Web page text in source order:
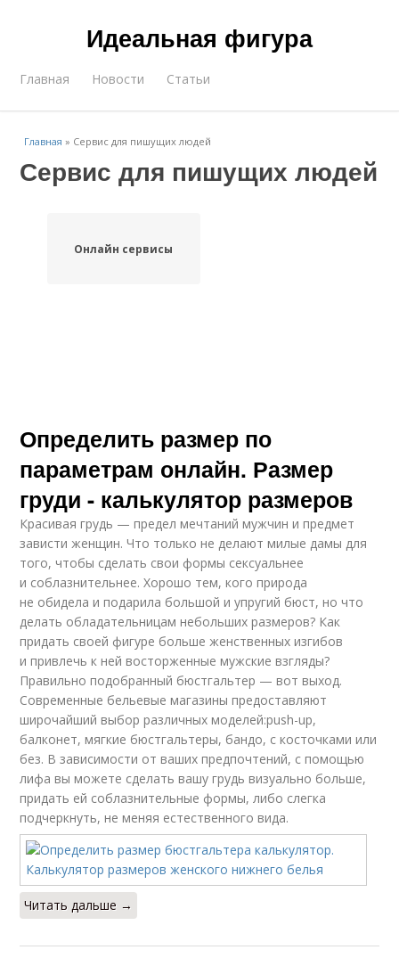
Идеальная фигура
Главная Новости Статьи
Главная » Сервис для пишущих людей
Сервис для пишущих людей
Онлайн сервисы
Определить размер по
параметрам онлайн. Размер
груди - калькулятор размеров
Красивая грудь — предел мечтаний мужчин и предмет
зависти женщин. Что только не делают милые дамы для
того, чтобы сделать свои формы сексуальнее
и соблазнительнее. Хорошо тем, кого природа
не обидела и подарила большой и упругий бюст, но что
делать обладательницам небольших размеров? Как
придать своей фигуре больше женственных изгибов
и привлечь к ней восторженные мужские взгляды?
Правильно подобранный бюстгальтер — вот выход.
Современные бельевые магазины предоставляют
широчайший выбор различных моделей:push-up,
балконет, мягкие бюстгальтеры, бандо, с косточками или
без. В зависимости от ваших предпочтений, с помощью
лифа вы можете сделать вашу грудь визуально больше,
придать ей соблазнительные формы, либо слегка
подчеркнуть, не меняя естественного вида.
Читать дальше →